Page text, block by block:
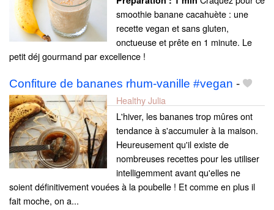
smoothie banane cacahuète : une
recette vegan et sans gluten,
onctueuse et prête en 1 minute. Le
petit déj gourmand par excellence !
Confiture de bananes rhum-vanille #vegan -
Healthy Julia
L'hiver, les bananes trop mûres ont
tendance à s'accumuler à la maison.
Heureusement qu'il existe de
nombreuses recettes pour les utiliser
intelligemment avant qu'elles ne
soient définitivement vouées à la poubelle ! Et comme en plus il
fait moche, on a...